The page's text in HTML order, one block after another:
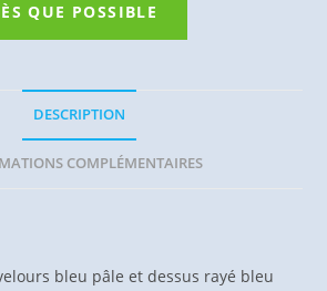
DESCRIPTION
COMPLÉMENTAIRES
bleu pâle et dessus rayé bleu